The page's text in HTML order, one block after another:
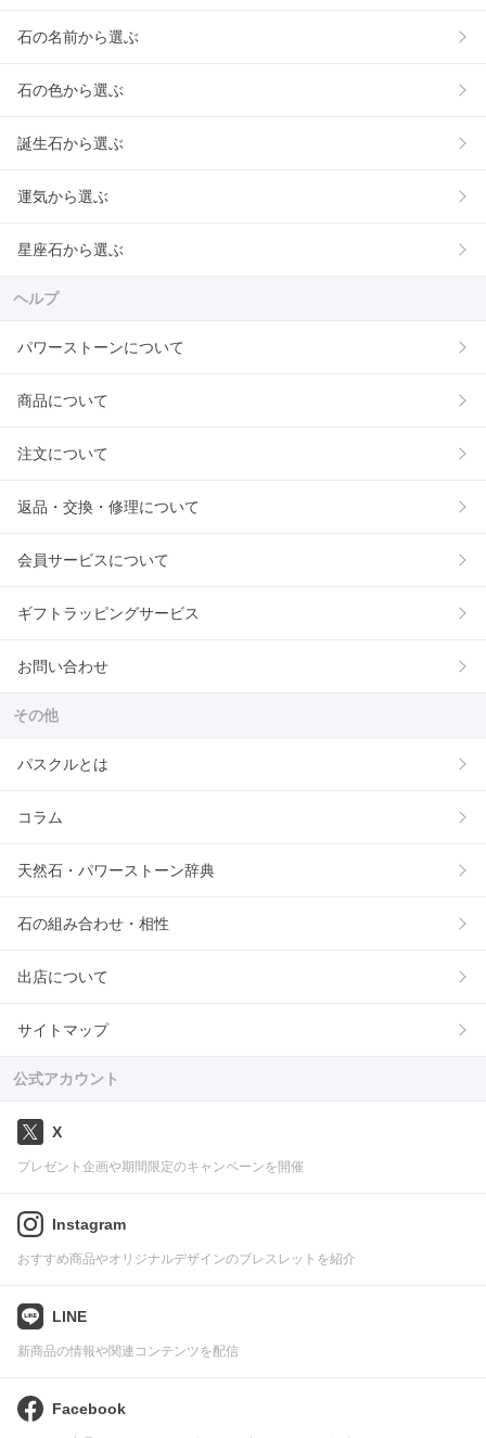
石の名前から選ぶ
石の色から選ぶ
誕生石から選ぶ
運気から選ぶ
星座石から選ぶ
ヘルプ
パワーストーンについて
商品について
注文について
返品・交換・修理について
会員サービスについて
ギフトラッピングサービス
お問い合わせ
その他
パスクルとは
コラム
天然石・パワーストーン辞典
石の組み合わせ・相性
出店について
サイトマップ
公式アカウント
X
プレゼント企画や期間限定のキャンペーンを開催
Instagram
おすすめ商品やオリジナルデザインのブレスレットを紹介
LINE
新商品の情報や関連コンテンツを配信
Facebook